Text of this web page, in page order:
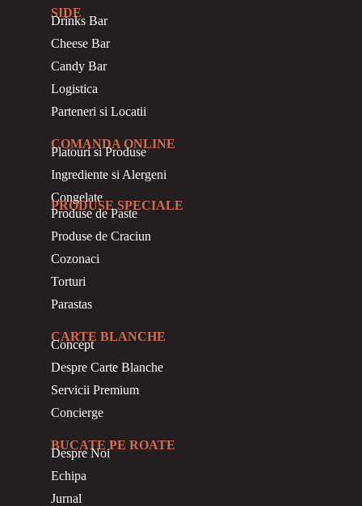
SIDE
Drinks Bar
Cheese Bar
Candy Bar
Logistica
Parteneri si Locatii
COMANDA ONLINE
Platouri si Produse
Ingrediente si Alergeni
Congelate
PRODUSE SPECIALE
Produse de Paste
Produse de Craciun
Cozonaci
Torturi
Parastas
CARTE BLANCHE
Concept
Despre Carte Blanche
Servicii Premium
Concierge
BUCATE PE ROATE
Despre Noi
Echipa
Jurnal